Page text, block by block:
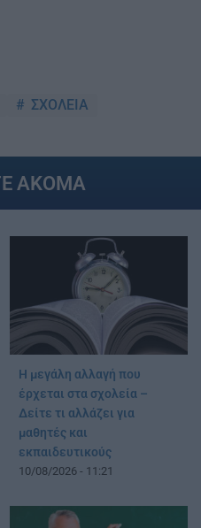
ΣΧΟΛΕΙΑ
ΑΚΟΜΑ
Η μεγάλη αλλαγή που
έρχεται στα σχολεία –
Δείτε τι αλλάζει για
μαθητές και
εκπαιδευτικούς
10/08/2026 - 11:21